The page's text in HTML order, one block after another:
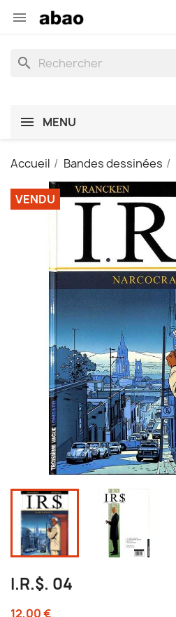

search
MENU
Accueil Bandes dessinées
VENDU
I.R.$. 04
12,00 €